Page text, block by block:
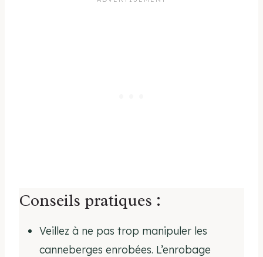
Conseils pratiques :
Veillez à ne pas trop manipuler les
canneberges enrobées. L’enrobage